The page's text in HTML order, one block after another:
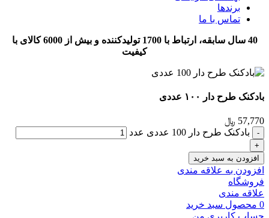
برندها
تماس با ما
40 سال سابقه، ارتباط با 1700 تولیدکننده و بیش از 6000 کالای با
کیفیت
بادکنک طرح دار ۱۰۰ عددی
57,770 ﷼
بادکنک طرح دار 100 عددی عدد
افزودن به سبد خرید
افزودن به علاقه مندی
فروشگاه
علاقه مندی
0 محصول سبد خرید
حساب کاربری من